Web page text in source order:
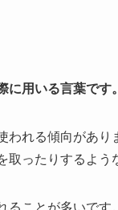
に用いる言葉です。
れる傾向があり
ったりするよう
ことが多いです。